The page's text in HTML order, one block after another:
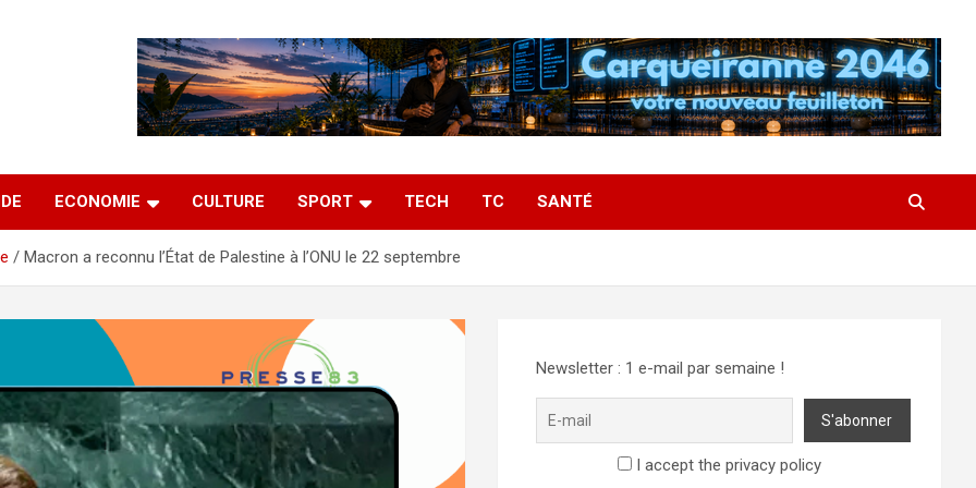
ECONOMIE CULTURE SPORT TECH TC SANTÉ
Macron a reconnu l’État de Palestine à l’ONU le 22 septembre
Newsletter : 1 e-mail par semaine !
I accept the privacy policy